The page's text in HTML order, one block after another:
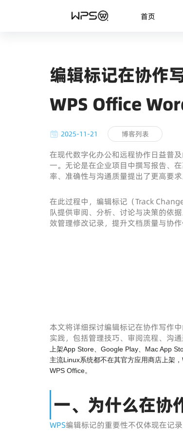
首页
编辑标记在协作
WPS Office
2025-11-21 博客列表
在现代数字化办公和远程协作日益普
一。无论是在企业项目中撰写报告、
率、准确性与沟通质量提出了更高要求
在此过程中，编辑标记（Track
队提供审阅、分析、讨论与决策的依据
效管理修改记录，提升文档质量与协作
本文将详细探讨编辑标记在协作写作
实践，包括管理技巧、审阅流程、沟
上架App Store、Google Play、Mac App
主流Linux系统都不在其官方应用商店上架
WPS Office。
一、为什么在协
WPS编辑标记的重要性不仅体现在记